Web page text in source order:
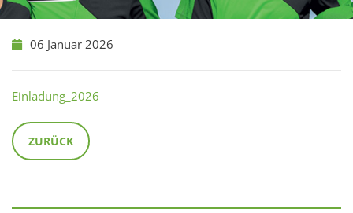
06 Januar 2026
Einladung_2026
ZURÜCK